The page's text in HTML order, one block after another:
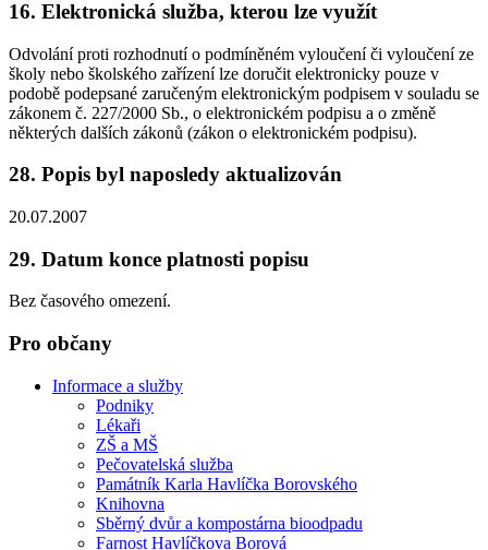
16. Elektronická služba, kterou lze využít
Odvolání proti rozhodnutí o podmíněném vyloučení či vyloučení ze
školy nebo školského zařízení lze doručit elektronicky pouze v
podobě podepsané zaručeným elektronickým podpisem v souladu se
zákonem č. 227/2000 Sb., o elektronickém podpisu a o změně
některých dalších zákonů (zákon o elektronickém podpisu).
28. Popis byl naposledy aktualizován
20.07.2007
29. Datum konce platnosti popisu
Bez časového omezení.
Pro občany
Informace a služby
Podniky
Lékaři
ZŠ a MŠ
Pečovatelská služba
Památník Karla Havlíčka Borovského
Knihovna
Sběrný dvůr a kompostárna bioodpadu
Farnost Havlíčkova Borová